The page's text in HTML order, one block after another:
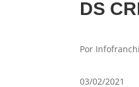
DS
Por
03/02/2021